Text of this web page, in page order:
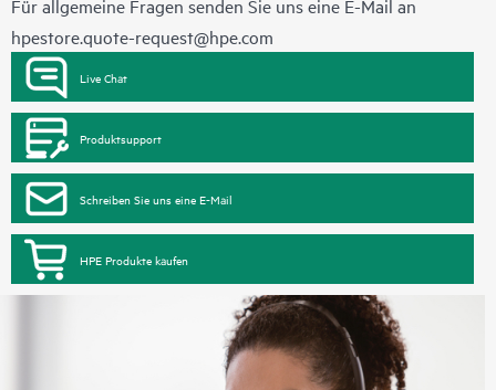
Für allgemeine Fragen senden Sie uns eine E-Mail an
hpestore.quote-request@hpe.com
Live Chat
Produktsupport
Schreiben Sie uns eine E-Mail
HPE Produkte kaufen